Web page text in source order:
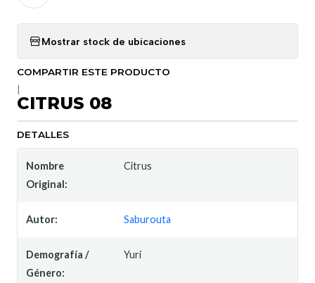
Mostrar stock de ubicaciones
COMPARTIR ESTE PRODUCTO
CITRUS 08
DETALLES
Nombre
Original:
Citrus
Autor: Saburouta
Demografía /
Género:
Yuri